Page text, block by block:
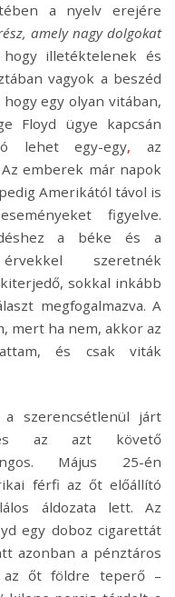
a nyelv erejére
amely nagy dolgokat
illetéktelenek és
vagyok a beszéd
egy olyan vitában,
Floyd ügye kapcsán
lehet egy-egy, az
emberek már napok
Amerikától távol is
figyelve.
a béke és a
szeretnék
sokkal inkább
megfogalmazva. A
mert ha nem, akkor az
és csak viták
szerencsétlenül járt
az azt követő
Május 25-én
férfi az őt előállító
áldozata lett. Az
egy doboz cigarettát
azonban a pénztáros
az őt földre teperő –